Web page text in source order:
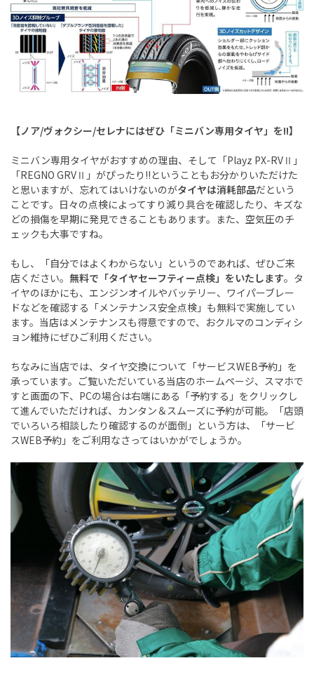
【ノア/ヴォクシー/セレナにはぜひ「ミニバン専用タイヤ」を!!】
ミニバン専用タイヤがおすすめの理由、そして「Playz PX-RVⅡ」
「REGNO GRVⅡ」がぴったり!!ということもお分かりいただけた
と思いますが、忘れてはいけないのがタイヤは消耗部品だという
ことです。日々の点検によってすり減り具合を確認したり、キズな
どの損傷を早期に発見できることもあります。また、空気圧のチ
ェックも大事ですね。
もし、「自分ではよくわからない」というのであれば、ぜひご来
店ください。 無料で「タイヤセーフティー点検」をいたします。タ
イヤのほかにも、エンジンオイルやバッテリー、ワイパーブレー
ドなどを確認する「メンテナンス安全点検」も無料で実施してい
ます。当店はメンテナンスも得意ですので、おクルマのコンディシ
ョン維持にぜひご利用ください。
ちなみに当店では、タイヤ交換について「サービスWEB予約」を
承っています。ご覧いただいている当店のホームページ、スマホで
すと画面の下、PCの場合は右端にある「予約する」をクリックし
て進んでいただければ、カンタン＆スムーズに予約が可能。「店頭
でいろいろ相談したり確認するのが面倒」という方は、「サービ
スWEB予約」をご利用なさってはいかがでしょうか。